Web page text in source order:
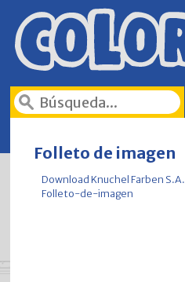
Folleto de imagen
Download Knuchel Farben S.A.
Folleto-de-imagen